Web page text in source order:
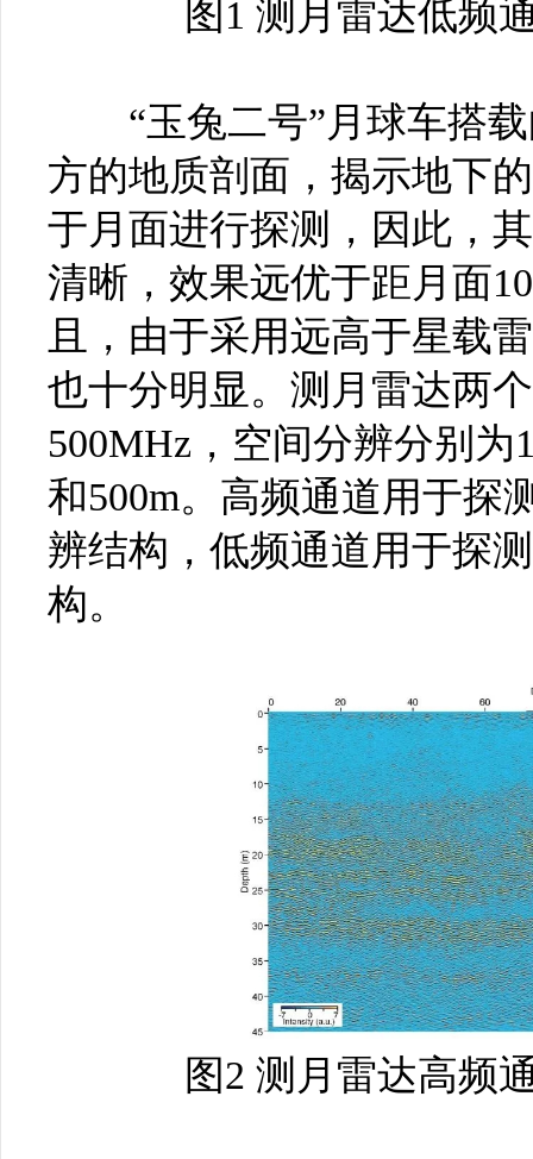
图1 测月雷达低频
“玉兔二号”月球车搭载
方的地质剖面，揭示地下
于月面进行探测，因此，
清晰，效果远优于距月面
且，由于采用远高于星载
也十分明显。测月雷达两
500MHz，空间分辨分别为
和500m。高频通道用于探
辨结构，低频通道用于探
构。
图2 测月雷达高频